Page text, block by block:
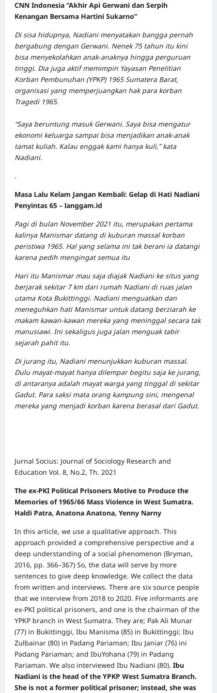
CNN Indonesia “Akhir Api Gerwani dan Serpih
Kenangan Bersama Hartini Sukarno”
Di sisa hidupnya, Nadiani menyatakan bangga pernah
bergabung dengan Gerwani. Nenek 75 tahun itu kini
bisa menyekolahkan anak-anaknya hingga perguruan
tinggi. Dia juga aktif memimpin Yayasan Penelitian
Korban Pembunuhan (YPKP) 1965 Sumatera Barat,
organisasi yang memperjuangkan hak para korban
Tragedi 1965.
“Saya beruntung masuk Gerwani. Saya bisa mengatur
ekonomi keluarga sampai bisa menjadikan anak-anak
tamat kuliah. Kalau enggak kami hanya kuli,” kata
Nadiani.
.
Masa Lalu Kelam Jangan Kembali: Gelap di Hati Nadiani
Penyintas 65 – langgam.id
Pagi di bulan November 2021 itu, merupakan pertama
kalinya Manismar datang di kuburan massal korban
peristiwa 1965. Hal yang selama ini tak berani ia datangi
karena pedih mengingat semua itu
Hari itu Manismar mau saja diajak Nadiani ke situs yang
berjarak sekitar 7 km dari rumah Nadiani di ruas jalan
utama Kota Bukittinggi. Nadiani menguatkan dan
meneguhkan hati Manismar untuk datang berziarah ke
makam kawan-kawan mereka yang meninggal secara tak
manusiawi. Ini sekaligus juga jalan menguak tabir
sejarah pahit itu.
Di jurang itu, Nadiani menunjukkan kuburan massal.
Dulu mayat-mayat hanya dilempar begitu saja ke jurang,
di antaranya adalah mayat warga yang tinggal di sekitar
Gadut. Para saksi mata orang kampung sini, mengenal
mereka yang menjadi korban karena berasal dari Gadut.
Jurnal Socius: Journal of Sociology Research and
Education Vol. 8, No.2, Th. 2021
The ex-PKI Political Prisoners Motive to Produce the
Memories of 1965/66 Mass Violence in West Sumatra.
Haldi Patra, Anatona Anatona, Yenny Narny
In this article, we use a qualitative approach. This
approach provided a comprehensive perspective and a
deep understanding of a social phenomenon (Bryman,
2016, pp. 366–367) So, the data will serve by more
sentences to give deep knowledge. We collect the data
from written and interviews. There are six source people
that we interview from 2018 to 2020. Five informants are
ex-PKI political prisoners, and one is the chairman of the
YPKP branch in West Sumatra. They are; Pak Ali Munar
(77) in Bukittinggi, Ibu Manisma (85) in Bukittinggi; Ibu
Zulbainar (80) in Padang Pariaman; Ibu Janiar (76) ini
Padang Pariaman; and IbuYohana (79) in Padang
Pariaman. We also interviewed Ibu Nadiani (80). Ibu
Nadiani is the head of the YPKP West Sumatra Branch.
She is not a former political prisoner; instead, she was